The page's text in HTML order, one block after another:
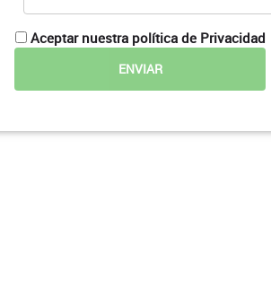
Aceptar nuestra política de Privacidad